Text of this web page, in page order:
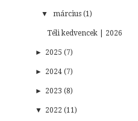
▼ március (1)
Téli kedvencek | 2026
► 2025 (7)
► 2024 (7)
► 2023 (8)
▼ 2022 (11)